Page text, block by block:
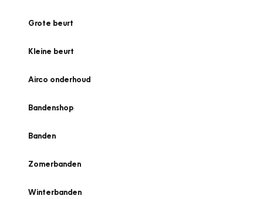
Grote beurt
Kleine beurt
Airco onderhoud
Bandenshop
Banden
Zomerbanden
Winterbanden